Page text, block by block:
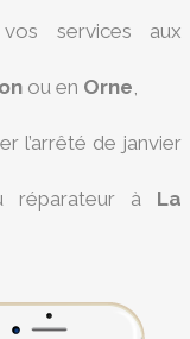
services aux
ou en Orne,
l’arrêté de janvier
réparateur à La